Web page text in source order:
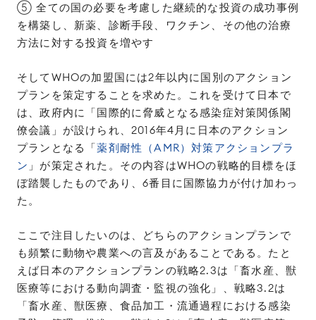
⑤ 全ての国の必要を考慮した継続的な投資の成功事例
を構築し、新薬、診断手段、ワクチン、その他の治療
方法に対する投資を増やす
そしてWHOの加盟国には2年以内に国別のアクション
プランを策定することを求めた。これを受けて日本で
は、政府内に「国際的に脅威となる感染症対策関係閣
僚会議」が設けられ、2016年4月に日本のアクション
プランとなる「薬剤耐性（AMR）対策アクションプラ
ン 」が策定された。その内容はWHOの戦略的目標をほ
ぼ踏襲したものであり、6番目に国際協力が付け加わっ
た。
ここで注目したいのは、どちらのアクションプランで
も頻繁に動物や農業への言及があることである。たと
えば日本のアクションプランの戦略2.3は「畜水産、獣
医療等における動向調査・監視の強化」、戦略3.2は
「畜水産、獣医療、食品加工・流通過程における感染